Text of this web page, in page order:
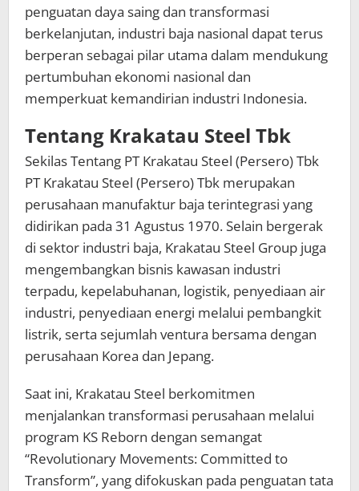
penguatan daya saing dan transformasi
berkelanjutan, industri baja nasional dapat terus
berperan sebagai pilar utama dalam mendukung
pertumbuhan ekonomi nasional dan
memperkuat kemandirian industri Indonesia.
Tentang Krakatau Steel Tbk
Sekilas Tentang PT Krakatau Steel (Persero) Tbk
PT Krakatau Steel (Persero) Tbk merupakan
perusahaan manufaktur baja terintegrasi yang
didirikan pada 31 Agustus 1970. Selain bergerak
di sektor industri baja, Krakatau Steel Group juga
mengembangkan bisnis kawasan industri
terpadu, kepelabuhanan, logistik, penyediaan air
industri, penyediaan energi melalui pembangkit
listrik, serta sejumlah ventura bersama dengan
perusahaan Korea dan Jepang.
Saat ini, Krakatau Steel berkomitmen
menjalankan transformasi perusahaan melalui
program KS Reborn dengan semangat
“Revolutionary Movements: Committed to
Transform”, yang difokuskan pada penguatan tata